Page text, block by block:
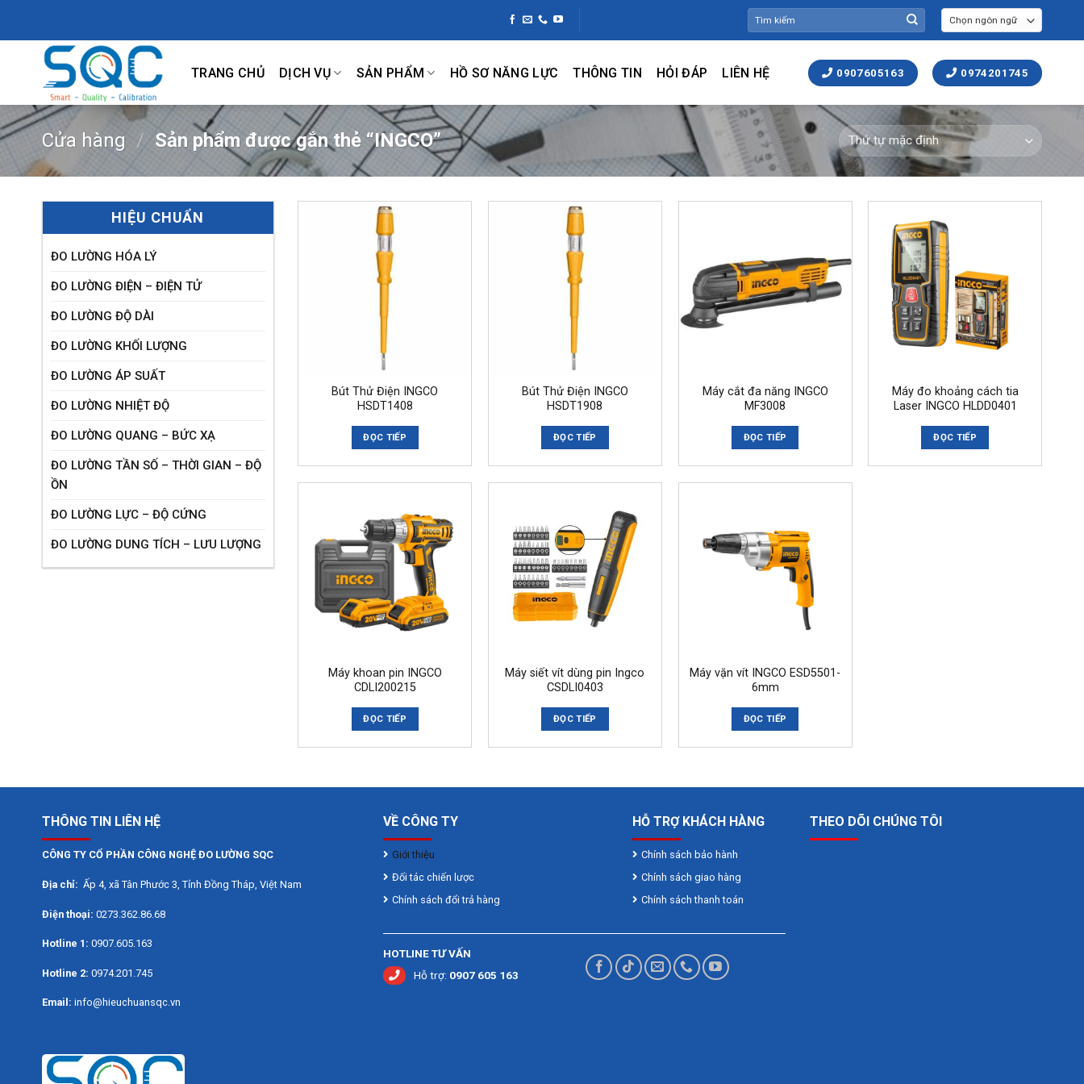
Tìm
kiếm:
TRANG CHỦ DỊCH VỤ SẢN PHẨM HỒ SƠ NĂNG LỰC THÔNG TIN HỎI ĐÁP LIÊN HỆ 0907605163 0974201745
Cửa hàng / Sản phẩm được gắn thẻ “INGCO”
HIỆU CHUẨN
ĐO LƯỜNG HÓA LÝ
ĐO LƯỜNG ĐIỆN – ĐIỆN TỬ
ĐO LƯỜNG ĐỘ DÀI
ĐO LƯỜNG KHỐI LƯỢNG
ĐO LƯỜNG ÁP SUẤT
ĐO LƯỜNG NHIỆT ĐỘ
ĐO LƯỜNG QUANG – BỨC XẠ
ĐO LƯỜNG TẦN SỐ – THỜI GIAN – ĐỘ
ỒN
ĐO LƯỜNG LỰC – ĐỘ CỨNG
ĐO LƯỜNG DUNG TÍCH – LƯU LƯỢNG
Bút Thử Điện INGCO
HSDT1408
ĐỌC TIẾP
Bút Thử Điện INGCO
HSDT1908
ĐỌC TIẾP
Máy cắt đa năng INGCO
MF3008
ĐỌC TIẾP
Máy đo khoảng cách tia
Laser INGCO HLDD0401
ĐỌC TIẾP
Máy khoan pin INGCO
CDLI200215
ĐỌC TIẾP
Máy siết vít dùng pin Ingco
CSDLI0403
ĐỌC TIẾP
Máy vặn vít INGCO ESD5501-
6mm
ĐỌC TIẾP
THÔNG TIN LIÊN HỆ
CÔNG TY CỔ PHẦN CÔNG NGHỆ ĐO LƯỜNG SQC
Địa chỉ: Ấp 4, xã Tân Phước 3, Tỉnh Đồng Tháp, Việt Nam
Điện thoại: 0273.362.86.68
Hotline 1: 0907.605.163
Hotline 2: 0974.201.745
Email: info@hieuchuansqc.vn
VỀ CÔNG TY
Giới thiệu
Đối tác chiến lược
Chính sách đổi trả hàng
HỖ TRỢ KHÁCH HÀNG
Chính sách bảo hành
Chính sách giao hàng
Chính sách thanh toán
HOTLINE TƯ VẤN
Hỗ trợ: 0907 605 163
THEO DÕI CHÚNG TÔI